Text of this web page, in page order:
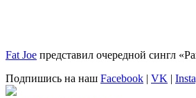
Fat Joe представил очередной сингл
Подпишись на наш Facebook | VK |